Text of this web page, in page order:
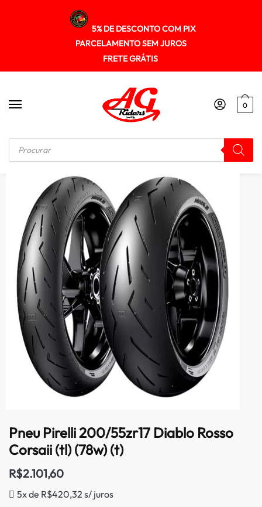
5% DE DESCONTO COM PIX
PARCELAMENTO SEM JUROS
FRETE GRÁTIS
0
Início / PNEUS Pneu Pirelli 200/55zr17 Diablo Rosso Corsaii (tl) (78w) (t)
Pneu Pirelli 200/55zr17 Diablo Rosso
Corsaii (tl) (78w) (t)
R$2.101,60
5x de R$420,32 s/ juros